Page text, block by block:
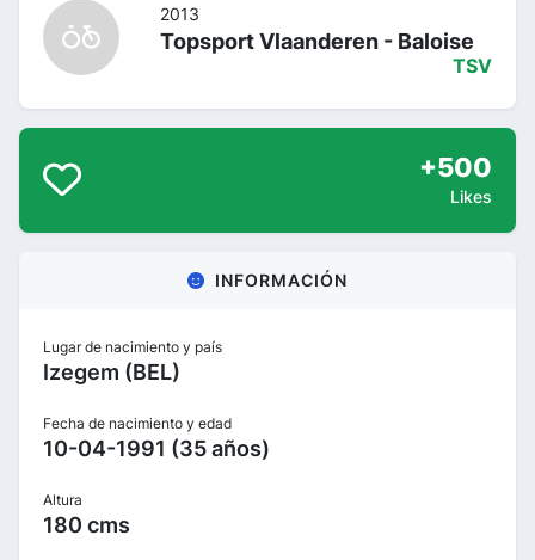
2013
Topsport Vlaanderen - Baloise
TSV
+500
Likes
INFORMACIÓN
Lugar de nacimiento y país
Izegem (BEL)
Fecha de nacimiento y edad
10-04-1991 (35 años)
Altura
180 cms